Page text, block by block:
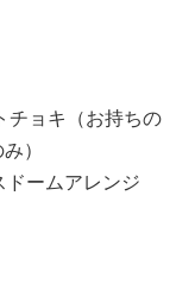
チョキ（お持ちの
）
ドームアレンジ